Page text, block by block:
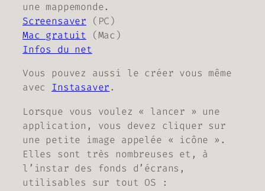
une mappemonde.
Screensaver (PC)
Mac gratuit (Mac)
Infos du net
Vous pouvez aussi le créer vous même
avec Instasaver.
Lorsque vous voulez « lancer » une
application, vous devez cliquer sur
une petite image appelée « icône ».
Elles sont très nombreuses et, à
l’instar des fonds d’écrans,
utilisables sur tout OS :